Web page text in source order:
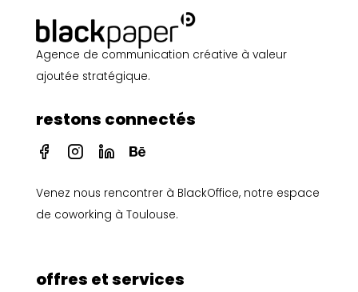
Agence de communication créative à valeur
ajoutée stratégique.
restons connectés
I
c
n
-
e
I
c
n
-
t
I
n
-
k
I
n
-
a
Venez nous rencontrer à BlackOffice, notre espace
de coworking à Toulouse.
offres et services